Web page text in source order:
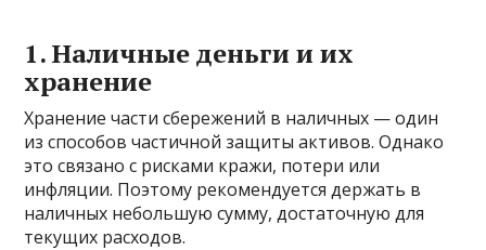
1. Наличные деньги и их
хранение
Хранение части сбережений в наличных — один
из способов частичной защиты активов. Однако
это связано с рисками кражи, потери или
инфляции. Поэтому рекомендуется держать в
наличных небольшую сумму, достаточную для
текущих расходов.